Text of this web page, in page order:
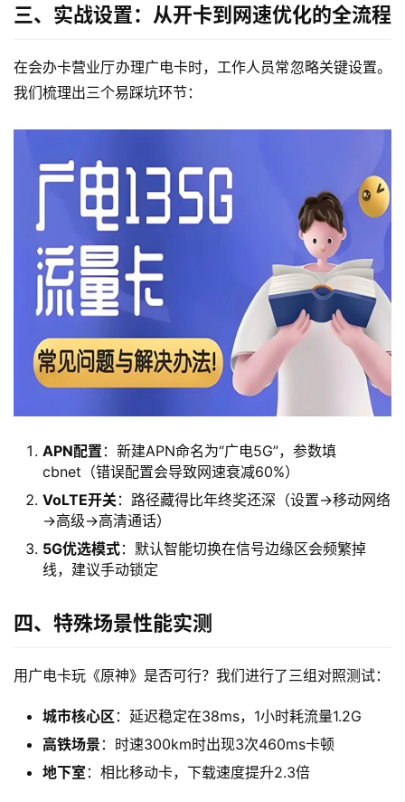
首
流
宽
三、实战设置：从开卡到网速优化的全流程
在会办卡营业厅办理广电卡时，工作人员常忽略关键设置。
我们梳理出三个易踩坑环节：
APN配置 ：新建APN命名为“广电5G”，参数填
cbnet（错误配置会导致网速衰减60%）
VoLTE开关：路径藏得比年终奖还深（设置→移动网络
→高级→高清通话）
5G优选模式：默认智能切换在信号边缘区会频繁掉
线，建议手动锁定
四、特殊场景性能实测
用广电卡玩《原神》是否可行？我们进行了三组对照测试：
城市核心区 ：延迟稳定在38ms，1小时耗流量1.2G
高铁场景 ：时速300km时出现3次460ms卡顿
地下室 ：相比移动卡，下载速度提升2.3倍